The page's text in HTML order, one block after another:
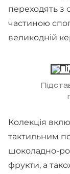
переходять з
частиною
великодній
Колекція
тактильним
шоколадно-
фрукти, а